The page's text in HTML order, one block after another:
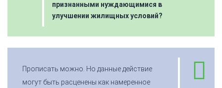
признанными нуждающимися в
улучшении жилищных условий?
Прописать можно. Но данные действие
могут быть расценены как намеренное